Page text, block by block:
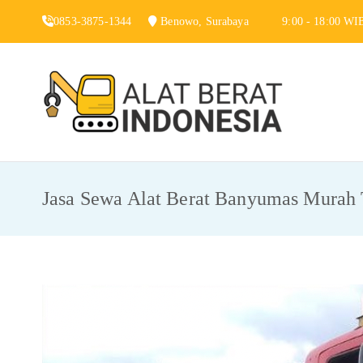
0853-3875-1344 Benowo, Surabaya 9:00 - 18:00
Jasa Sewa Alat Berat Banyumas Murah